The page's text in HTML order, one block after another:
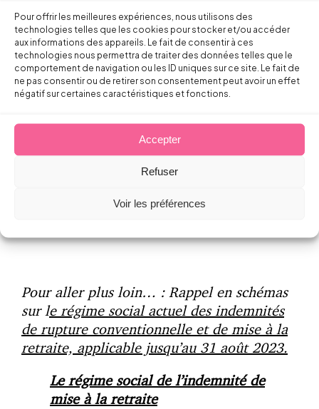
Pour offrir les meilleures expériences, nous utilisons des
technologies telles que les cookies pour stocker et/ou accéder
aux informations des appareils. Le fait de consentir à ces
technologies nous permettra de traiter des données telles que le
comportement de navigation ou les ID uniques sur ce site. Le fait de
ne pas consentir ou de retirer son consentement peut avoir un effet
négatif sur certaines caractéristiques et fonctions.
Accepter
Refuser
Voir les préférences
Passée sous les radars, cette mesure n’est
réforme des retraites, elle n’impacte pas
seulement les indemnités de rupture
versées aux séniorsmais l’ensemble des
pour lesquelles les contributions patronales
Pour aller plus loin… : Rappel en schémas
sur le régime social actuel des indemnités
de rupture conventionnelle et de mise à la
retraite, applicable jusqu’au 31 août 2023.
Le régime social de l’indemnité de
mise à la retraite